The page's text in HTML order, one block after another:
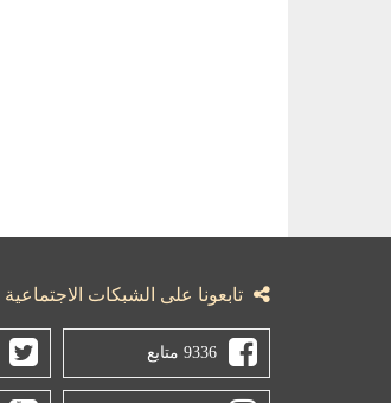
تابعونا على الشبكات الاجتماعية
9336 متابع